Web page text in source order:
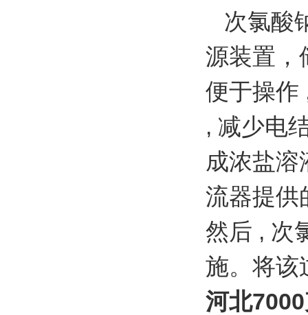
次氯酸
源装置，
便于操作
, 减少电
成浓盐溶
流器提供
然后 , 次
施。将该
河北